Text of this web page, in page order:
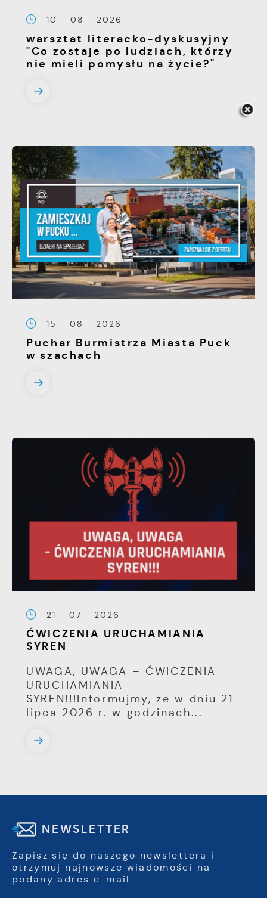
10 - 08 - 2026
warsztat literacko-dyskusyjny
"Co zostaje po ludziach, którzy
nie mieli pomysłu na życie?"
15 - 08 - 2026
Puchar Burmistrza Miasta Puck
w szachach
21 - 07 - 2026
ĆWICZENIA URUCHAMIANIA
SYREN
UWAGA, UWAGA – ĆWICZENIA
URUCHAMIANIA
SYREN!!!Informujmy, że w dniu 21
lipca 2026 r. w godzinach...
NEWSLETTER
Zapisz się do naszego newslettera i
otrzymuj najnowsze wiadomości na
podany adres e-mail